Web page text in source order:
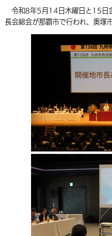
言語
英語（English）
中国語（繁体字）
福祉・介護
税金
入札・契約
子育て・教育
移住・定住
地方創生・地域活性化
行政・計画
令和8年5月14日木曜日と15日
長会総会が那覇市で行われ、奥塚